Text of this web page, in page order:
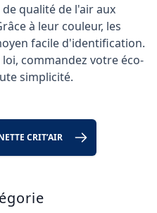
qualité de l'air aux
à leur couleur, les
facile d'identification.
commandez votre éco-
simplicité.
CRIT’AIR